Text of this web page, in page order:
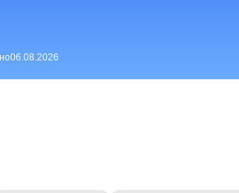
06.08.2026